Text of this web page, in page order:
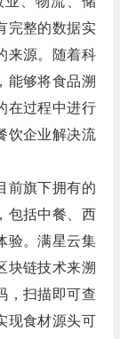
完整的数据实
来源。随着科
能够将食品溯
在过程中进行
饮企业解决流
旗下拥有的
包括中餐、西
验。满星云集
块链技术来溯
，扫描即可查
现食材源头可